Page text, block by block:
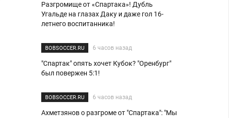
Разгромище от «Спартака»! Дубль
Угальде на глазах Даку и даже гол 16-
летнего воспитанника!
BOBSOCCER.RU 6 часов назад
"Спартак" опять хочет Кубок? "Оренбург"
был повержен 5:1!
BOBSOCCER.RU 6 часов назад
Ахметзянов о разгроме от "Спартака": "Мы